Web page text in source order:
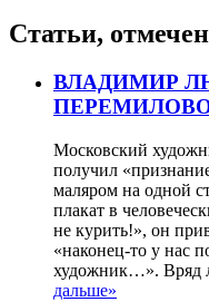
Статьи,
ВЛАДИМИР
Московский
получил
маляром на одной
плакат в
не курить!», он
«наконец-то у нас
художник…». Вряд
дальше»